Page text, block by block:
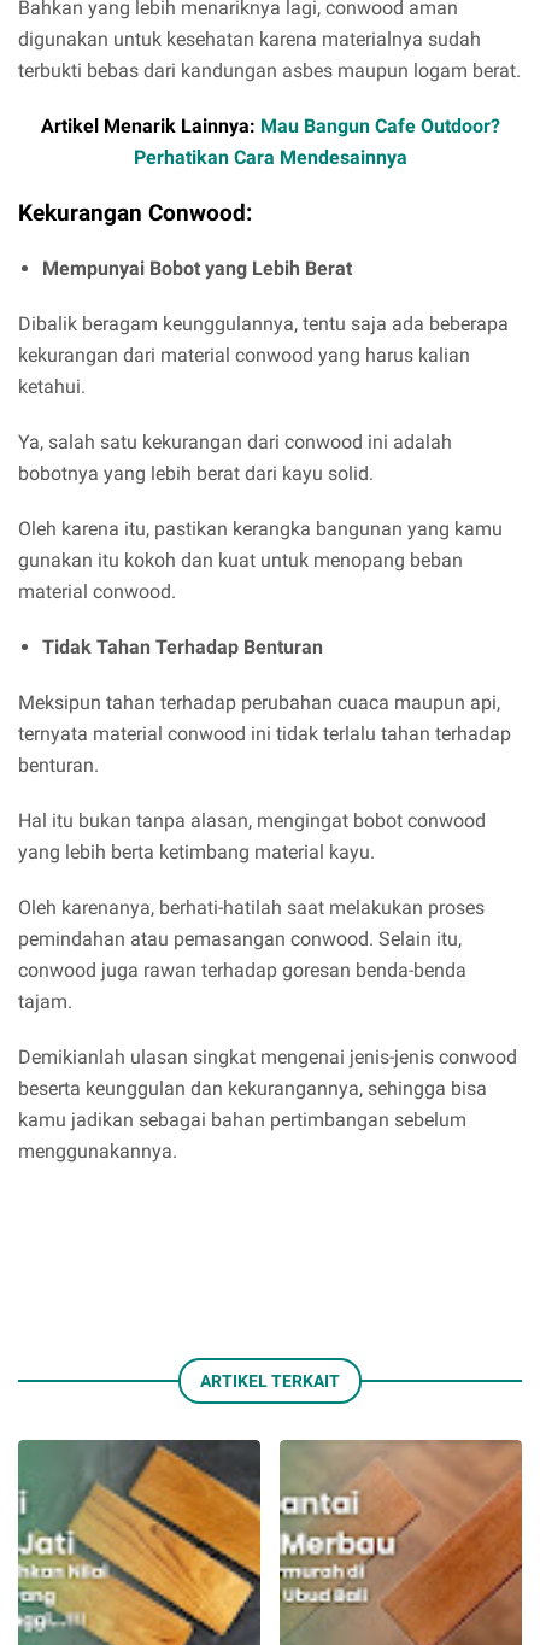
Bahkan yang lebih menariknya lagi, conwood aman
digunakan untuk kesehatan karena materialnya sudah
terbukti bebas dari kandungan asbes maupun logam berat.
Artikel Menarik Lainnya: Mau Bangun Cafe Outdoor?
Perhatikan Cara Mendesainnya
Kekurangan Conwood:
Mempunyai Bobot yang Lebih Berat
Dibalik beragam keunggulannya, tentu saja ada beberapa
kekurangan dari material conwood yang harus kalian
ketahui.
Ya, salah satu kekurangan dari conwood ini adalah
bobotnya yang lebih berat dari kayu solid.
Oleh karena itu, pastikan kerangka bangunan yang kamu
gunakan itu kokoh dan kuat untuk menopang beban
material conwood.
Tidak Tahan Terhadap Benturan
Meksipun tahan terhadap perubahan cuaca maupun api,
ternyata material conwood ini tidak terlalu tahan terhadap
benturan.
Hal itu bukan tanpa alasan, mengingat bobot conwood
yang lebih berta ketimbang material kayu.
Oleh karenanya, berhati-hatilah saat melakukan proses
pemindahan atau pemasangan conwood. Selain itu,
conwood juga rawan terhadap goresan benda-benda
tajam.
Demikianlah ulasan singkat mengenai jenis-jenis conwood
beserta keunggulan dan kekurangannya, sehingga bisa
kamu jadikan sebagai bahan pertimbangan sebelum
menggunakannya.
ARTIKEL TERKAIT